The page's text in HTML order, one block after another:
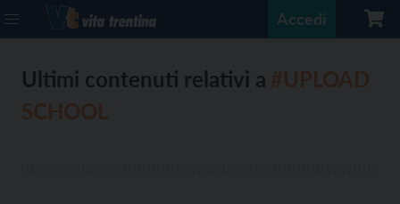
Accedi
Ultimi contenuti relativi a